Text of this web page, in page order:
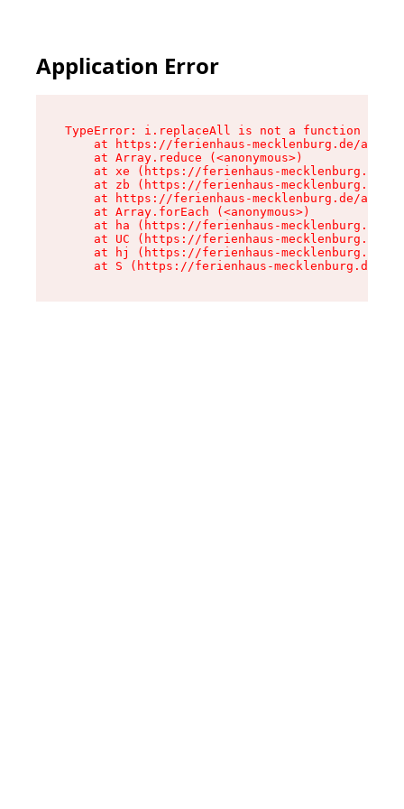
Application Error
TypeError: i.replaceAll is not a function
at https://ferienhaus-mecklenburg.de/
    at Array.reduce (<anonymous>)
at xe (https://ferienhaus-mecklenburg.de/
at zb (https://ferienhaus-mecklenburg.de/
at https://ferienhaus-mecklenburg.de/
    at Array.forEach (<anonymous>)
at ha (https://ferienhaus-mecklenburg.de/
at UC (https://ferienhaus-mecklenburg.de/
at hj (https://ferienhaus-mecklenburg.de/
at S (https://ferienhaus-mecklenburg.de/